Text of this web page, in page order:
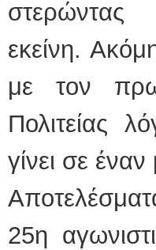
στερώντας
εκείνη.
με τον
Πολιτείας
γίνει σε
25η